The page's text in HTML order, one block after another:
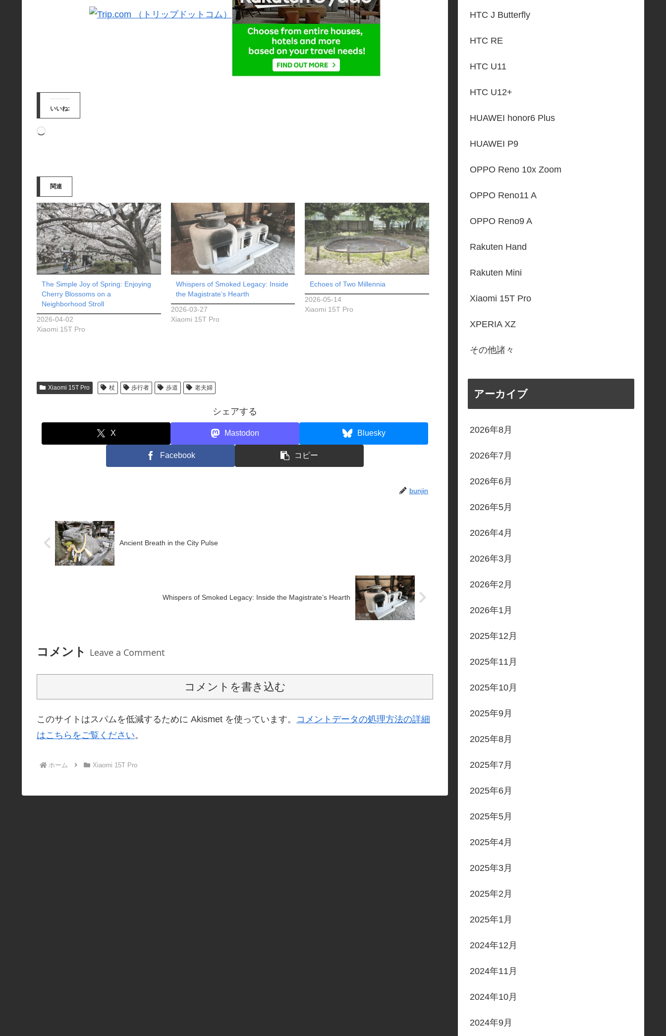
いいね:
読
み
中…
関連
The Simple Joy of Spring: Enjoying
Cherry Blossoms on a
Neighborhood Stroll
2026-04-02
Xiaomi 15T Pro
Whispers of Smoked Legacy: Inside
the Magistrate’s Hearth
2026-03-27
Xiaomi 15T Pro
Echoes of Two Millennia
2026-05-14
Xiaomi 15T Pro
Xiaomi 15T Pro 杖 歩行者 歩道 老夫婦
シェアする
X Mastodon Bluesky
Facebook コピー
bunjin
Ancient Breath in the City Pulse
Whispers of Smoked Legacy: Inside the Magistrate’s Hearth
コメント Leave a Comment
コメントを書き込む
このサイトはスパムを低減するために Akismet を使っています。 コメントデータの処理方法の詳細
はこちらをご覧ください。
ホーム Xiaomi 15T Pro
HTC J Butterfly
HTC RE
HTC U11
HTC U12+
HUAWEI honor6 Plus
HUAWEI P9
OPPO Reno 10x Zoom
OPPO Reno11 A
OPPO Reno9 A
Rakuten Hand
Rakuten Mini
Xiaomi 15T Pro
XPERIA XZ
その他諸々
アーカイブ
2026年8月
2026年7月
2026年6月
2026年5月
2026年4月
2026年3月
2026年2月
2026年1月
2025年12月
2025年11月
2025年10月
2025年9月
2025年8月
2025年7月
2025年6月
2025年5月
2025年4月
2025年3月
2025年2月
2025年1月
2024年12月
2024年11月
2024年10月
2024年9月